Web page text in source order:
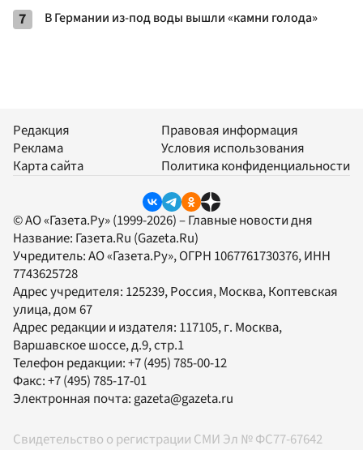
7 В Германии из-под воды вышли «камни голода»
Редакция
Реклама
Карта сайта
Правовая информация
Условия использования
Политика конфиденциальности
© АО «Газета.Ру» (1999-2026) – Главные новости дня
Название: Газета.Ru (Gazeta.Ru)
Учредитель:АО «Газета.Ру», ОГРН 1067761730376, ИНН
7743625728
Адрес учредителя: 125239, Россия, Москва, Коптевская
улица, дом 67
Адрес редакции и издателя: 117105, г. Москва,
Варшавское шоссе, д.9, стр.1
Телефон редакции:+7 (495) 785-00-12
Факс:+7 (495) 785-17-01
Электронная почта: gazeta@gazeta.ru
Свидетельство о регистрации СМИ Эл № ФС77-67642